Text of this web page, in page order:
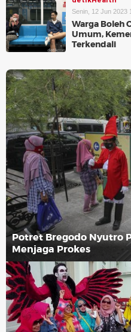
Senin, 12 Jun 2023
Warga Boleh
Umum,
Terkendali
Potret Bregodo Nyutro
Menjaga Prokes